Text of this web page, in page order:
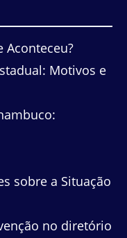
Aconteceu?
Motivos e
sobre a Situação
no diretório